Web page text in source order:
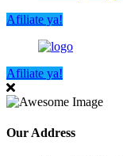
Afiliate ya!
Afiliate ya!
Our Address